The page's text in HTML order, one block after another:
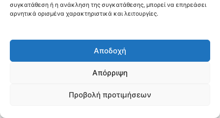
συγκατάθεση ή η ανάκληση της συγκατάθεσης, μπορεί να επηρεάσει
αρνητικά ορισμένα χαρακτηριστικά και λειτουργίες.
Αποδοχή
Απόρριψη
Προβολή προτιμήσεων